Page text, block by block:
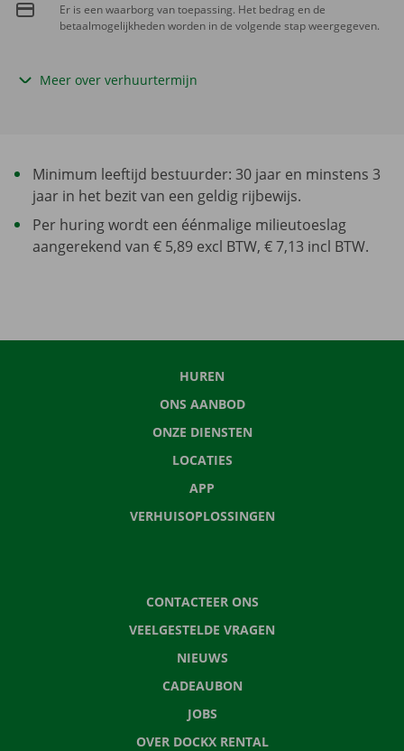
Er is een waarborg van toepassing. Het bedrag en de
betaalmogelijkheden worden in de volgende stap weergegeven.
Meer over verhuurtermijn
Minimum leeftijd bestuurder: 30 jaar en minstens 3
jaar in het bezit van een geldig rijbewijs.
Per huring wordt een éénmalige milieutoeslag
aangerekend van € 5,89 excl BTW, € 7,13 incl BTW.
HUREN
ONS AANBOD
ONZE DIENSTEN
LOCATIES
APP
VERHUISOPLOSSINGEN
CONTACTEER ONS
VEELGESTELDE VRAGEN
NIEUWS
CADEAUBON
JOBS
OVER DOCKX RENTAL